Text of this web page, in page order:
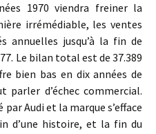
1970 viendra freiner la
irrémédiable, les ventes
annuelles jusqu’à la fin de
Le bilan total est de 37.389
bien bas en dix années de
parler d’échec commercial.
Audi et la marque s’efface
d’une histoire, et la fin du